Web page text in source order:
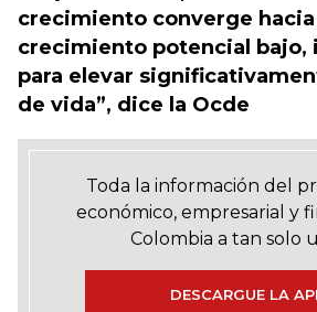
crecimiento converge hacia
crecimiento potencial bajo,
para elevar
de vida”, dice la Ocde
Toda la información del
económico, empresarial y
Colombia a tan solo
DESCARGUE LA